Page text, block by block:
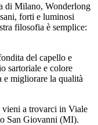
di Milano, Wonderlong
forti e luminosi
filosofia è semplice:
del capello e
sartoriale e colore
e migliorare la qualità
a trovarci in Viale
San Giovanni (MI).